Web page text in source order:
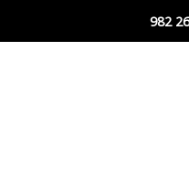
982